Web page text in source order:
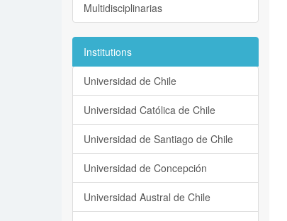
Multidisciplinarias
Institutions
Universidad de Chile
Universidad Católica de Chile
Universidad de Santiago de Chile
Universidad de Concepción
Universidad Austral de Chile